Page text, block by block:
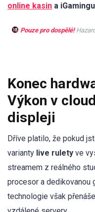
online kasin a iGamingu
Pouze pro dospělé!
Konec
Výkon v
displeji
Dříve platilo, že pokud
varianty live rulety ve
streamem z reálného
procesor a dedikovanou
technologie však